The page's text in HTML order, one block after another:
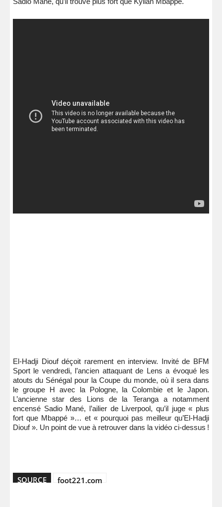
El-Hadji Diouf déçoit rarement en interview. Invité de BFM
Sport le vendredi, l’ancien attaquant de Lens a évoqué les
atouts du Sénégal pour la Coupe du monde, où il sera dans
le groupe H avec la Pologne, la Colombie et le Japon.
L’ancienne star des Lions de la Teranga a notamment
encensé Sadio Mané, l’ailier de Liverpool, qu’il juge « plus
fort que Mbappé »… et « pourquoi pas meilleur qu’El-Hadji
Diouf ». Un point de vue à retrouver dans la vidéo ci-dessus !
SOURCE foot221.com